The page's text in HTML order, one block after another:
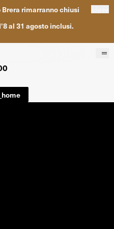
Brera rimarrannochiusi
'8al 31 agosto inclusi.